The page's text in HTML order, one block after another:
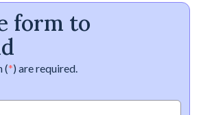
continu dans votre travail quotidien
durable.
form to
(*) are required.